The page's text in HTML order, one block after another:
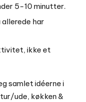
5-10 minutter.
allerede har
ikke et
samlet idéerne i
ude, køkken &